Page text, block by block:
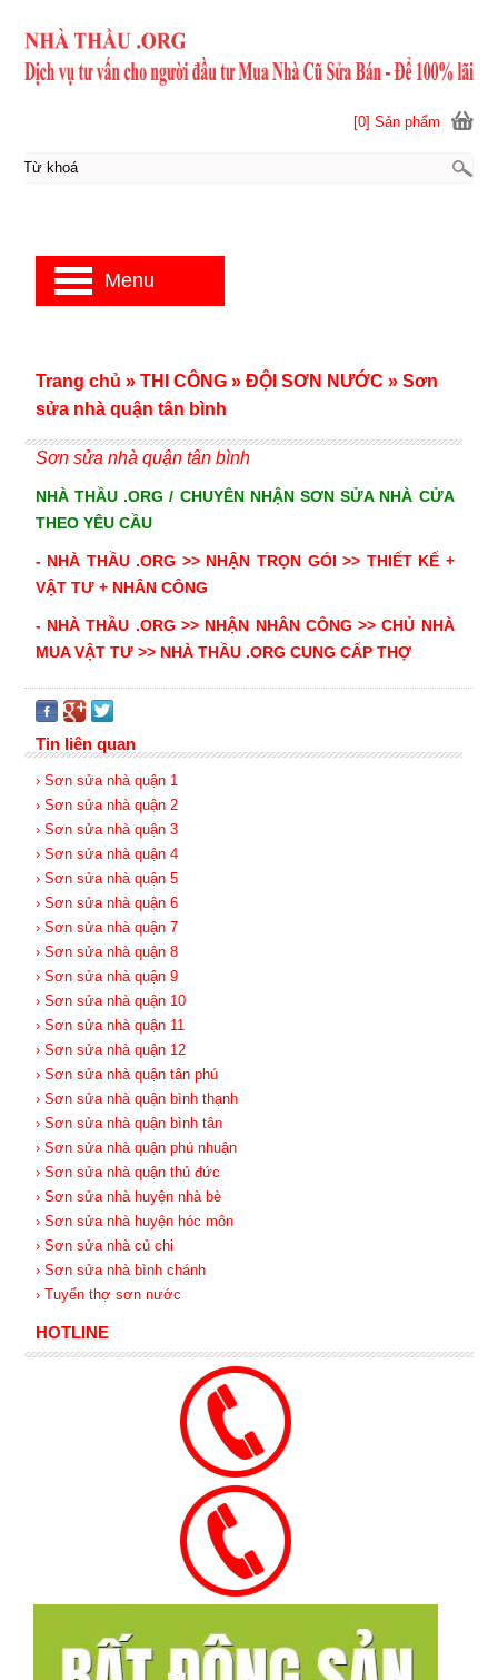
Sơn sửa nhà quận tân bình
NHÀ THẦU .ORG / CHUYÊN NHẬN SƠN SỬA NHÀ CỬA
THEO YÊU CẦU
- NHÀ THẦU .ORG >> NHẬN TRỌN GÓI >> THIẾT KẾ +
VẬT TƯ + NHÂN CÔNG
- NHÀ THẦU .ORG >> NHẬN NHÂN CÔNG >> CHỦ NHÀ
MUA VẬT TƯ >> NHÀ THẦU .ORG CUNG CẤP THỢ
Tin liên quan
› Sơn sửa nhà quận 1
› Sơn sửa nhà quận 2
› Sơn sửa nhà quận 3
› Sơn sửa nhà quận 4
› Sơn sửa nhà quận 5
› Sơn sửa nhà quận 6
› Sơn sửa nhà quận 7
› Sơn sửa nhà quận 8
› Sơn sửa nhà quận 9
› Sơn sửa nhà quận 10
› Sơn sửa nhà quận 11
› Sơn sửa nhà quận 12
› Sơn sửa nhà quận tân phú
› Sơn sửa nhà quận bình thạnh
› Sơn sửa nhà quận bình tân
› Sơn sửa nhà quận phú nhuận
› Sơn sửa nhà quận thủ đức
› Sơn sửa nhà huyện nhà bè
› Sơn sửa nhà huyện hóc môn
› Sơn sửa nhà củ chi
› Sơn sửa nhà bình chánh
› Tuyển thợ sơn nước
Trang chủ » THI CÔNG » ĐỘI SƠN NƯỚC » Sơn
sửa nhà quận tân bình
HOTLINE
[0] Sản phẩm
Menu